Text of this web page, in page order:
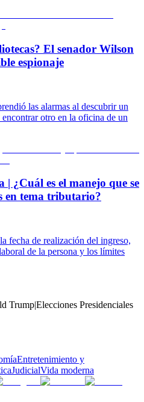
El senador Wilson
espionaje
las alarmas al descubrir un
otro en la oficina de un
| ¿Cuál es el manejo que se
en tema tributario?
fecha de realización del ingreso,
de la persona y los límites
Trump|Elecciones Presidenciales
Entretenimiento y
JudicialVida moderna